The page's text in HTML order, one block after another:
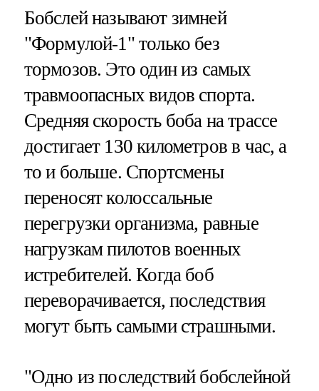
Бобслей называют зимней
"Формулой-1" только без
тормозов. Это один из самых
травмоопасных видов спорта.
Средняя скорость боба на трассе
достигает 130 километров в час, а
то и больше. Спортсмены
переносят колоссальные
перегрузки организма, равные
нагрузкам пилотов военных
истребителей. Когда боб
переворачивается, последствия
могут быть самыми страшными.
"Одно из последствий бобслейной